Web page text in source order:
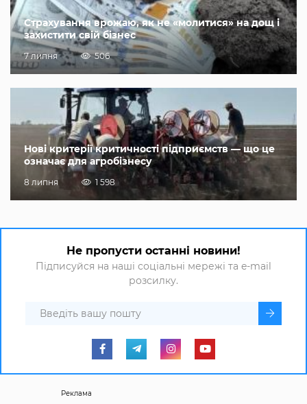
Страхування врожаю, як не «молитися» на дощ і
захистити свій бізнес
7 липня 506
Нові критерії критичності підприємств — що це
означає для агробізнесу
8 липня 1 598
Не пропусти останні новини!
Підписуйся на наші соціальні мережі та e-mail
розсилку.
Реклама